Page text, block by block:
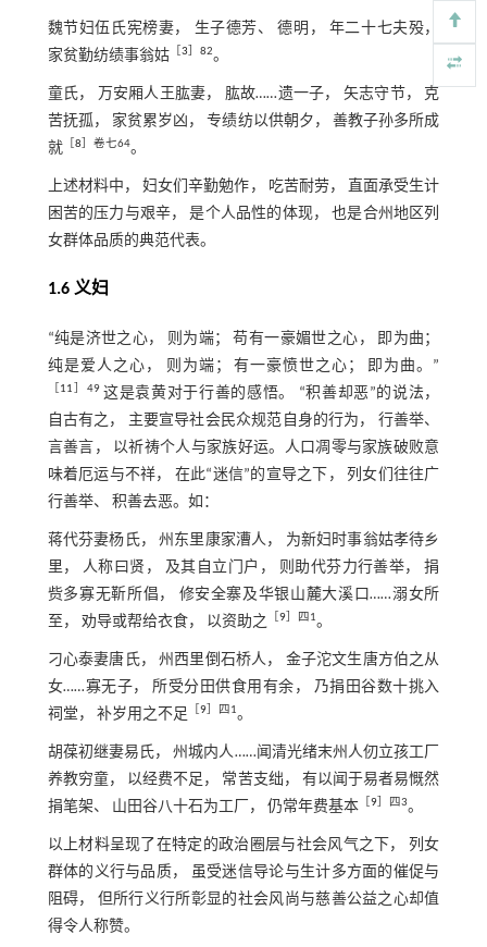
魏节妇伍氏宪榜妻， 生子德芳、 德明， 年二十七夫殁，
家贫勤纺绩事翁姑［ 3 ］82。
童氏， 万安厢人王肱妻， 肱故……遗一子， 矢志守节， 克
苦抚孤， 家贫累岁凶， 专绩纺以供朝夕， 善教子孙多所成
就［ 8 ］卷七64。
上述材料中， 妇女们辛勤勉作， 吃苦耐劳， 直面承受生计
困苦的压力与艰辛， 是个人品性的体现， 也是合州地区列
女群体品质的典范代表。
1.6 义妇
“纯是济世之心， 则为端； 苟有一豪媚世之心， 即为曲；
纯是爱人之心， 则为端； 有一豪愤世之心； 即为曲。”
11 ］49 这是袁黄对于行善的感悟。 “积善却恶”的说法，
自古有之， 主要宣导社会民众规范自身的行为， 行善举、
言善言， 以祈祷个人与家族好运。人口凋零与家族破败意
味着厄运与不祥， 在此“迷信”的宣导之下， 列女们往往广
行善举、 积善去恶。如：
蒋代芬妻杨氏， 州东里康家漕人， 为新妇时事翁姑孝待乡
里， 人称曰贤， 及其自立门户， 则助代芬力行善举， 捐
赀多寡无靳所倡， 修安全寨及华银山麓大溪口……溺女所
至， 劝导或帮给衣食， 以资助之
9］四1。
刁心泰妻唐氏， 州西里倒石桥人， 金子沱文生唐方伯之从
女……寡无子， 所受分田供食用有余， 乃捐田谷数十挑入
祠堂， 补岁用之不足
9］四1。
胡葆初继妻易氏， 州城内人……闻清光绪末州人仞立孩工厂
养教穷童， 以经费不足， 常苦支绌， 有以闻于易者易慨然
捐笔架、 山田谷八十石为工厂， 仍常年费基本［ 9］四3。
以上材料呈现了在特定的政治圈层与社会风气之下， 列女
群体的义行与品质， 虽受迷信导论与生计多方面的催促与
阻碍， 但所行义行所彰显的社会风尚与慈善公益之心却值
得令人称赞。